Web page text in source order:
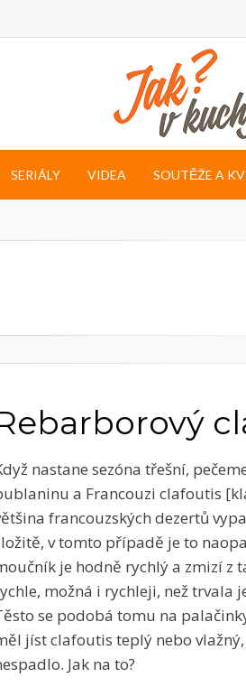
SERIÁLY VIDEA SOUTĚŽE A
nastane sezóna třešní,
a Francouzi clafoutis
francouzských dezertů
v tomto případě je to
je hodně rychlý a zmizí z
možná i rychleji, než trvala
se podobá tomu na
jíst clafoutis teplý nebo
Jak na to?